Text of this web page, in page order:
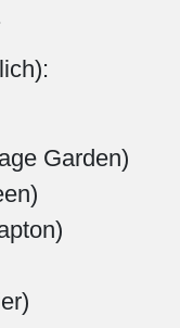
Garden)